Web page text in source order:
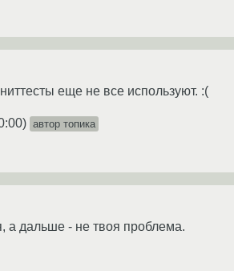
еще не все используют. :(
) автор топика
а дальше - не твоя проблема.